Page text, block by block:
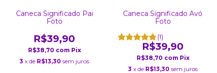
Caneca Significado Pai
Foto
R$39,90
R$38,70 com Pix
3 x de R$13,30 sem juros
Caneca Significado Avó
Foto
(1)
R$39,90
R$38,70 com Pix
3 x de R$13,30 sem juros